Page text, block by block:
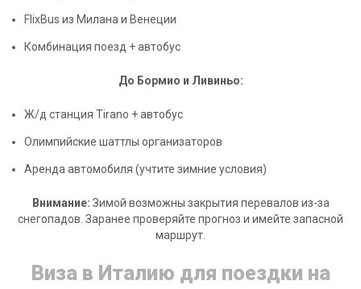
FlixBus из Милана и Венеции
Комбинация поезд + автобус
До Бормио и Ливиньо:
Ж/д станция Tirano + автобус
Олимпийские шаттлы организаторов
Аренда автомобиля (учтите зимние условия)
Внимание: Зимой возможны закрытия перевалов из-за
снегопадов. Заранее проверяйте прогноз и имейте запасной
маршрут.
Виза в Италию для поездки на